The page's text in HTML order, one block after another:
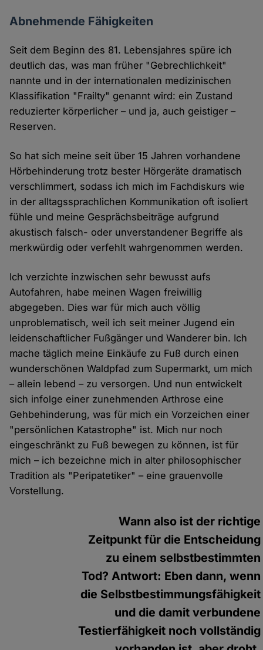
Abnehmende Fähigkeiten
Seit dem Beginn des 81. Lebensjahres spüre ich
deutlich das, was man früher "Gebrechlichkeit"
nannte und in der internationalen medizinischen
Klassifikation "Frailty" genannt wird: ein Zustand
reduzierter körperlicher – und ja, auch geistiger –
Reserven.
So hat sich meine seit über 15 Jahren vorhandene
Hörbehinderung trotz bester Hörgeräte dramatisch
verschlimmert, sodass ich mich im Fachdiskurs wie
in der alltagssprachlichen Kommunikation oft isoliert
fühle und meine Gesprächsbeiträge aufgrund
akustisch falsch- oder unverstandener Begriffe als
merkwürdig oder verfehlt wahrgenommen werden.
Ich verzichte inzwischen sehr bewusst aufs
Autofahren, habe meinen Wagen freiwillig
abgegeben. Dies war für mich auch völlig
unproblematisch, weil ich seit meiner Jugend ein
leidenschaftlicher Fußgänger und Wanderer bin. Ich
mache täglich meine Einkäufe zu Fuß durch einen
wunderschönen Waldpfad zum Supermarkt, um mich
– allein lebend – zu versorgen. Und nun entwickelt
sich infolge einer zunehmenden Arthrose eine
Gehbehinderung, was für mich ein Vorzeichen einer
"persönlichen Katastrophe" ist. Mich nur noch
eingeschränkt zu Fuß bewegen zu können, ist für
mich – ich bezeichne mich in alter philosophischer
Tradition als "Peripatetiker" – eine grauenvolle
Vorstellung.
Wann also ist der richtige
Zeitpunkt für die Entscheidung
zu einem selbstbestimmten
Tod? Antwort: Eben dann, wenn
die Selbstbestimmungsfähigkeit
und die damit verbundene
Testierfähigkeit noch vollständig